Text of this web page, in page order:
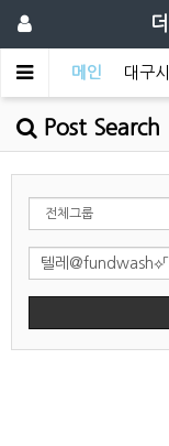
메인 대구
Post Search